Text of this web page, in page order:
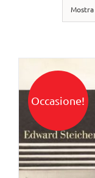
Mostra
Occasione!